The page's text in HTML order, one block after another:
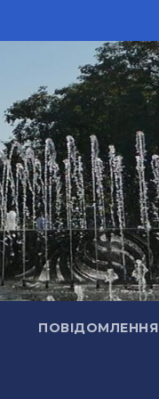
ПОВІДОМЛЕННЯ